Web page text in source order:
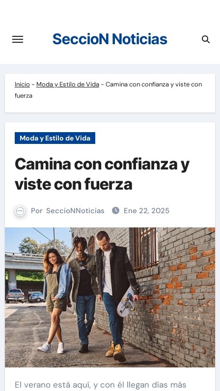
contenido
SeccioN Noticias
Inicio - Moda y Estilo de Vida- Camina con confianza y viste con
fuerza
Moda y Estilo de Vida
Camina con confianza y
viste con fuerza
Por SeccioNNoticias Ene 22, 2025
El verano está aquí, y con él llegan días más